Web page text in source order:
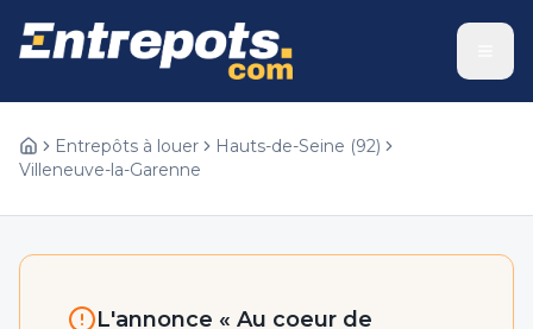
Entrepôts à louer Hauts-de-Seine (92)
Villeneuve-la-Garenne
L'annonce « Au coeur de